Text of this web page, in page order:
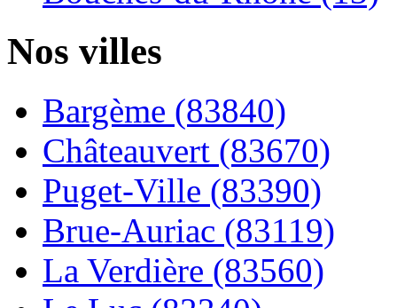
Nos villes
Bargème (83840)
Châteauvert (83670)
Puget-Ville (83390)
Brue-Auriac (83119)
La Verdière (83560)